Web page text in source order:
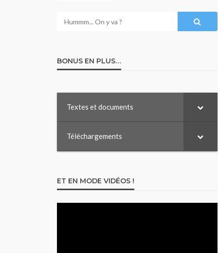
BONUS EN PLUS…
Textes et documents
Téléchargements
ET EN MODE VIDÉOS !